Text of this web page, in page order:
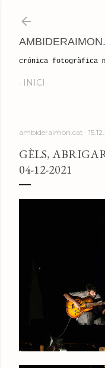
crónica fotogràfica
INICI
ambideraimon.cat
GÈLS,
04-12-2021